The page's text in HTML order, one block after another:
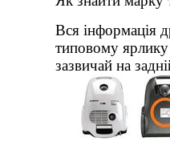
Вся інформація
типовому
зазвичай на